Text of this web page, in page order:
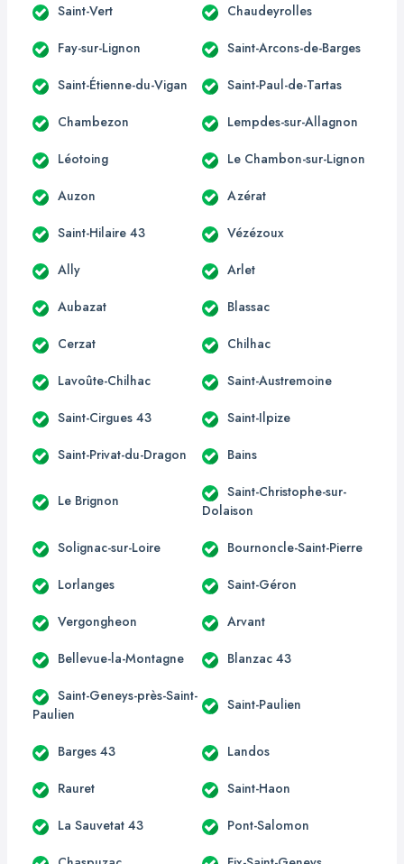
Saint-Vert Chaudeyrolles
Fay-sur-Lignon Saint-Arcons-de-Barges
Saint-Étienne-du-Vigan Saint-Paul-de-Tartas
Chambezon Lempdes-sur-Allagnon
Léotoing Le Chambon-sur-Lignon
Auzon Azérat
Saint-Hilaire 43 Vézézoux
Ally Arlet
Aubazat Blassac
Cerzat Chilhac
Lavoûte-Chilhac Saint-Austremoine
Saint-Cirgues 43 Saint-Ilpize
Saint-Privat-du-Dragon Bains
Le Brignon
Saint-Christophe-sur-
Dolaison
Solignac-sur-Loire Bournoncle-Saint-Pierre
Lorlanges Saint-Géron
Vergongheon Arvant
Bellevue-la-Montagne Blanzac 43
Saint-Geneys-près-Saint-
Paulien
Saint-Paulien
Barges 43 Landos
Rauret Saint-Haon
La Sauvetat 43 Pont-Salomon